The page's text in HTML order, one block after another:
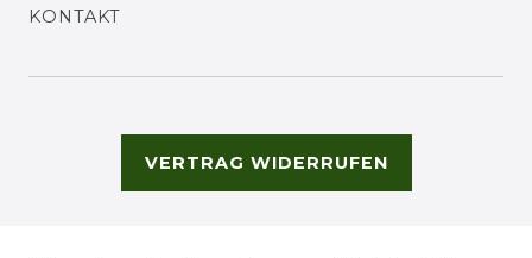
KONTAKT
VERTRAG WIDERRUFEN